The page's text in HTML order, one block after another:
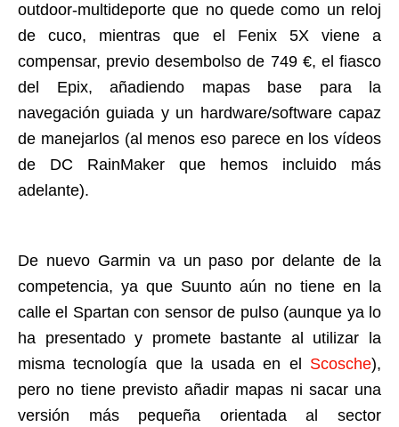
outdoor-multideporte que no quede como un reloj
de cuco, mientras que el Fenix 5X viene a
compensar, previo desembolso de 749 €, el fiasco
del Epix, añadiendo mapas base para la
navegación guiada y un hardware/software capaz
de manejarlos (al menos eso parece en los vídeos
de DC RainMaker que hemos incluido más
adelante).
De nuevo Garmin va un paso por delante de la
competencia, ya que Suunto aún no tiene en la
calle el Spartan con sensor de pulso (aunque ya lo
ha presentado y promete bastante al utilizar la
misma tecnología que la usada en el Scosche),
pero no tiene previsto añadir mapas ni sacar una
versión más pequeña orientada al sector